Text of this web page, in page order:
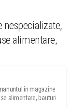
alimentare,
in magazine
alimentare, bauturi